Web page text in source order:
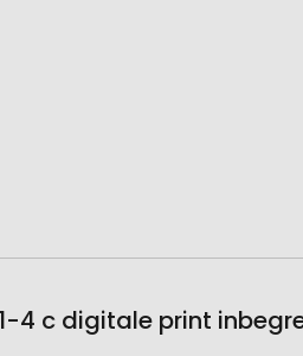
4 c digitale print